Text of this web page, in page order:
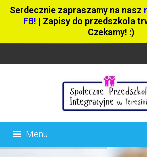
Serdecznie zapraszamy na nasz
FB! | Zapisy do przedszkola
Czekamy! :)
Menu